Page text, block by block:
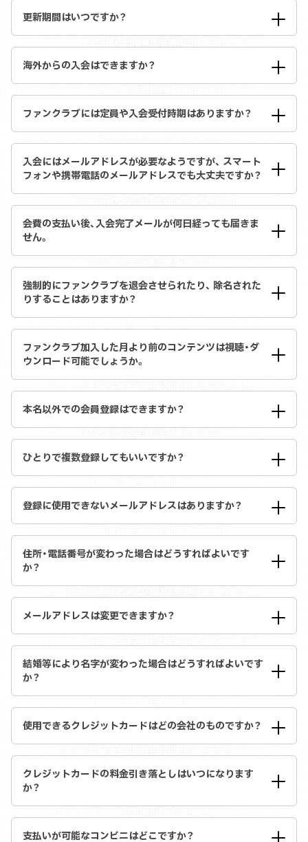
更新期間はいつですか？
海外からの入会はできますか？
ファンクラブには定員や入会受付時期はありますか？
入会にはメールアドレスが必要なようですが、 スマート
フォンや携帯電話のメールアドレスでも大丈夫ですか？
会費の支払い後、入会完了メールが何日経っても届きま
せん。
強制的にファンクラブを退会させられたり、 除名された
りすることはありますか？
ファンクラブ加入した月より前のコンテンツは視聴・ダ
ウンロード可能でしょうか。
本名以外での会員登録はできますか？
ひとりで複数登録してもいいですか？
登録に使用できないメールアドレスはありますか？
住所・電話番号が変わった場合はどうすればよいです
か？
メールアドレスは変更できますか？
結婚等により名字が変わった場合はどうすればよいです
か？
使用できるクレジットカードはどの会社のものですか？
クレジットカードの料金引き落としはいつになります
か？
支払いが可能なコンビニはどこですか？